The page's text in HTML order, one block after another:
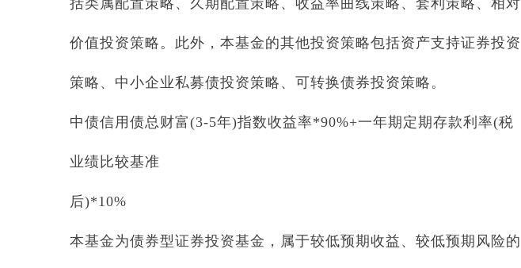
括类属配置策略、久期配置策略、收益率曲线策略、套利策略、相对
价值投资策略。此外，本基金的其他投资策略包括资产支持证券投资
策略、中小企业私募债投资策略、可转换债券投资策略。
中债信用债总财富(3-5年)指数收益率*90%+一年期定期存款利率(税
业绩比较基准
后)*10%
本基金为债券型证券投资基金，属于较低预期收益、较低预期风险的